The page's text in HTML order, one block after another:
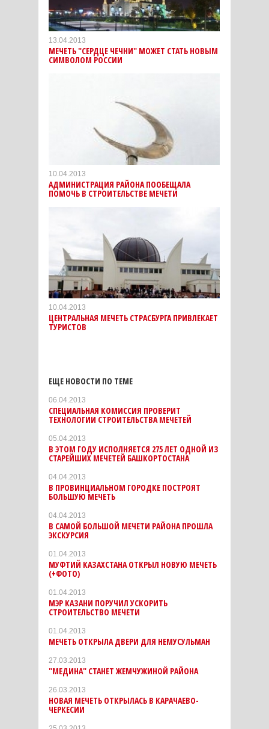
13.04.2013
МЕЧЕТЬ "СЕРДЦЕ ЧЕЧНИ" МОЖЕТ СТАТЬ НОВЫМ
СИМВОЛОМ РОССИИ
10.04.2013
АДМИНИСТРАЦИЯ РАЙОНА ПООБЕЩАЛА
ПОМОЧЬ В СТРОИТЕЛЬСТВЕ МЕЧЕТИ
10.04.2013
ЦЕНТРАЛЬНАЯ МЕЧЕТЬ СТРАСБУРГА ПРИВЛЕКАЕТ
ТУРИСТОВ
ЕЩЕ НОВОСТИ ПО ТЕМЕ
06.04.2013
СПЕЦИАЛЬНАЯ КОМИССИЯ ПРОВЕРИТ
ТЕХНОЛОГИИ СТРОИТЕЛЬСТВА МЕЧЕТЕЙ
05.04.2013
В ЭТОМ ГОДУ ИСПОЛНЯЕТСЯ 275 ЛЕТ ОДНОЙ ИЗ
СТАРЕЙШИХ МЕЧЕТЕЙ БАШКОРТОСТАНА
04.04.2013
В ПРОВИНЦИАЛЬНОМ ГОРОДКЕ ПОСТРОЯТ
БОЛЬШУЮ МЕЧЕТЬ
04.04.2013
В САМОЙ БОЛЬШОЙ МЕЧЕТИ РАЙОНА ПРОШЛА
ЭКСКУРСИЯ
01.04.2013
МУФТИЙ КАЗАХСТАНА ОТКРЫЛ НОВУЮ МЕЧЕТЬ
(+ФОТО)
01.04.2013
МЭР КАЗАНИ ПОРУЧИЛ УСКОРИТЬ
СТРОИТЕЛЬСТВО МЕЧЕТИ
01.04.2013
МЕЧЕТЬ ОТКРЫЛА ДВЕРИ ДЛЯ НЕМУСУЛЬМАН
27.03.2013
"МЕДИНА" СТАНЕТ ЖЕМЧУЖИНОЙ РАЙОНА
26.03.2013
НОВАЯ МЕЧЕТЬ ОТКРЫЛАСЬ В КАРАЧАЕВО-
ЧЕРКЕСИИ